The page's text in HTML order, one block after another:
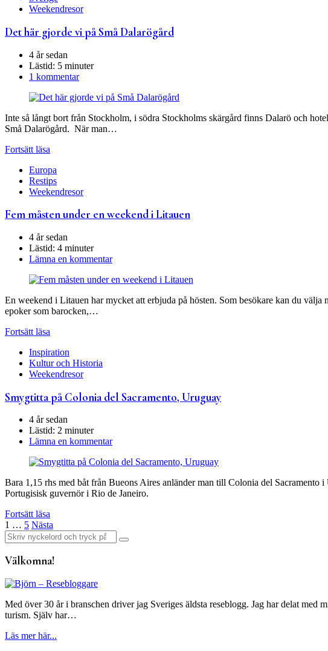
Weekendresor
Det här gjorde vi på Små Dalarögård
4 år sedan
Lästid: 5 minuter
1 kommentar
Inte så långt bort från Stockholm, i södra Stockholms skärgård finns Dalarö och
Små Dalarögård. När man…
Fortsätt läsa
Europa
Restips
Weekendresor
Fem måsten under en weekend i Litauen
4 år sedan
Lästid: 4 minuter
Lämna en kommentar
En weekend i Litauen har mycket att erbjuda på hösten. Som besökare kan du
epoker som barocken,…
Fortsätt läsa
Inspiration
Kultur och Historia
Weekendresor
Smygtitta på Colonia del Sacramento, Uruguay
4 år sedan
Lästid: 2 minuter
Lämna en kommentar
Bara 1,15 rhs med båt från Bueons Aires anländer man till Colonia del
Portugisisk guvernör i Rio de Janeiro.
Fortsätt läsa
Sidnumrering
för
inlägg
1 … 5 Nästa
Sök
efter:
Välkomna!
Med över 30 år i branschen driver jag Sveriges äldsta reseblogg. Jag har delat med
turism. Själv har…
Läs mer här...